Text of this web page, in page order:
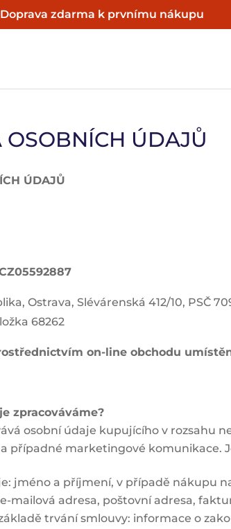
Doprava zdarma k prvnímu nákupu
OSOBNÍCH ÚDAJŮ
ÚDAJŮ
Ostrava, Slévárenská 412/10,
68262
on-line obchodu
zpracováváme?
osobní údaje kupujícího v rozsahu
případné marketingové komunikace.
jméno a příjmení, v případě nákupu
mailová adresa, poštovní adresa,
trvání smlouvy: informace o